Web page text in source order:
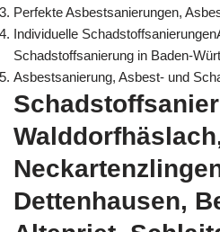
Perfekte Asbestsanierungen,
Individuelle
Schadstoffsanierung in Baden-
Asbestsanierung, Asbest- und
Dettenhausen,